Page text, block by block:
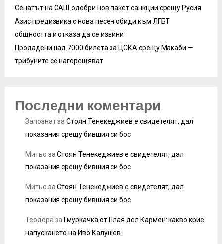
Сенатът на САЩ одобри нов пакет санкции срещу Русия
Азис предизвика с нова песен обиди към ЛГБТ
общността и отказа да се извини
Продадени над 7000 билета за ЦСКА срещу Макаби —
трибуните се нагорещяват
Последни коментари
ЗапознатзаСтоян Тенекеджиев е свидетелят, дал
показания срещу бившия си бос
Митьо заСтоян Тенекеджиев е свидетелят, дал
показания срещу бившия си бос
Митьо заСтоян Тенекеджиев е свидетелят, дал
показания срещу бившия си бос
Теодораза Гмуркачка от Плая дел Кармен: какво крие
напускането на Иво Калушев